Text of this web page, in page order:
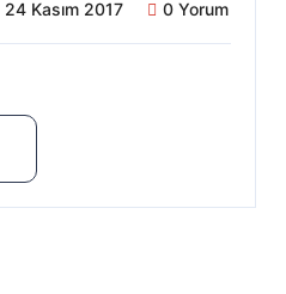
24 Kasım 2017 0 Yorum